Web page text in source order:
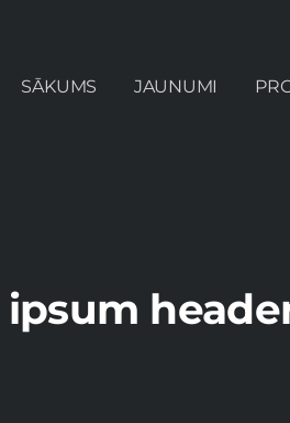
SĀKUMS JAUNUMI